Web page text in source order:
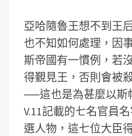
亞哈隨魯王想不到王
也不知如何處理，因
斯帝國有一慣例，若
得覲見王，否則會被
──這也是為甚麼以斯
V.11記載的七名官員
選人物，這七位大臣